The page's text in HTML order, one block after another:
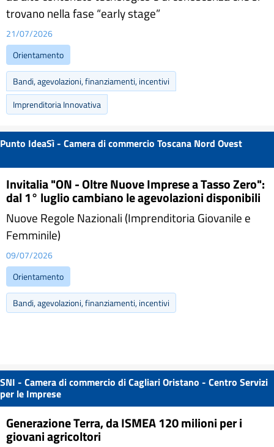
trovano nella fase “early stage”
21/07/2026
Orientamento
Bandi, agevolazioni, finanziamenti, incentivi
Imprenditoria Innovativa
Punto IdeaSì - Camera di commercio Toscana Nord Ovest
Invitalia "ON - Oltre Nuove Imprese a Tasso Zero":
dal 1° luglio cambiano le agevolazioni disponibili
Nuove Regole Nazionali (Imprenditoria Giovanile e
Femminile)
09/07/2026
Orientamento
Bandi, agevolazioni, finanziamenti, incentivi
SNI - Camera di commercio di Cagliari Oristano - Centro Servizi
per le Imprese
Generazione Terra, da ISMEA 120 milioni per i
giovani agricoltori